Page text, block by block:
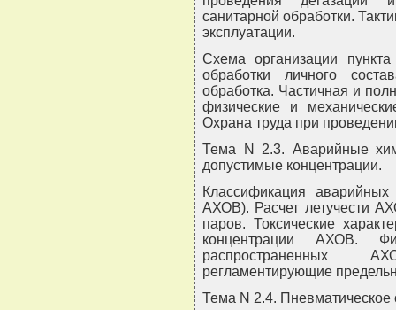
санитарной обработки.
эксплуатации.
Схема организации
обработки личного
обработка. Частичная и
физические и
Охрана труда при
Тема N 2.3. Аварийные
допустимые концентрации.
Классификация
АХОВ). Расчет летучести
паров. Токсические
концентрации АХОВ.
распространенных
регламентирующие
Тема N 2.4. Пневматическое